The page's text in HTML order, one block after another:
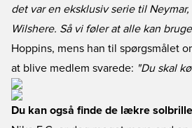
det var en eksklusiv serie til
Wilshere. Så vi føler at alle kan
Hoppins, mens han til spørgsmålet
at blive medlem svarede: "Du skal
Du kan også finde de lækre